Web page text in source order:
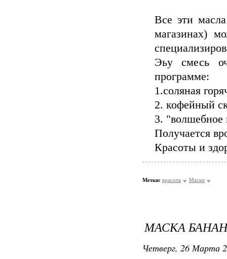
Все эти
магазинах)
Эьу смесь
программе:
1.соляная
2. кофейный
3. "волшебное
Получается
Красоты и
Метки: красота Маски
МАСКА
Четверг, 26 Марта